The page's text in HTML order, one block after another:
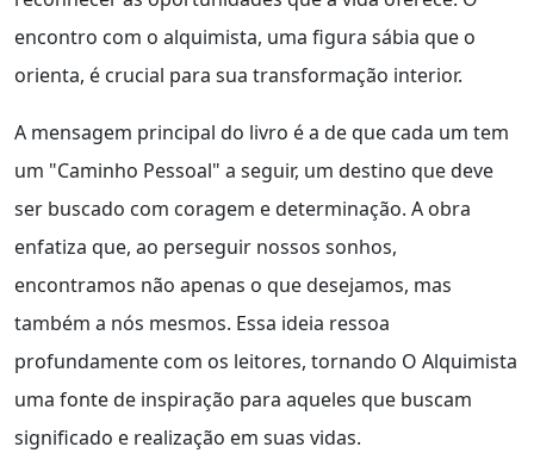
encontro com o alquimista, uma figura sábia que o
orienta, é crucial para sua transformação interior.
A mensagem principal do livro é a de que cada um tem
um "Caminho Pessoal" a seguir, um destino que deve
ser buscado com coragem e determinação. A obra
enfatiza que, ao perseguir nossos sonhos,
encontramos não apenas o que desejamos, mas
também a nós mesmos. Essa ideia ressoa
profundamente com os leitores, tornando O Alquimista
uma fonte de inspiração para aqueles que buscam
significado e realização em suas vidas.